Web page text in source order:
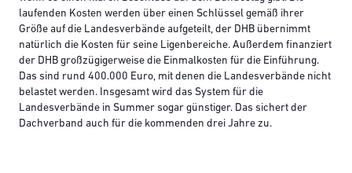
laufenden Kosten werden über einen Schlüssel gemäß ihrer
Größe auf die Landesverbände aufgeteilt, der DHB übernimmt
natürlich die Kosten für seine Ligenbereiche. Außerdem finanziert
der DHB großzügigerweise die Einmalkosten für die Einführung.
Das sind rund 400.000 Euro, mit denen die Landesverbände nicht
belastet werden. Insgesamt wird das System für die
Landesverbände in Summer sogar günstiger. Das sichert der
Dachverband auch für die kommenden drei Jahre zu.